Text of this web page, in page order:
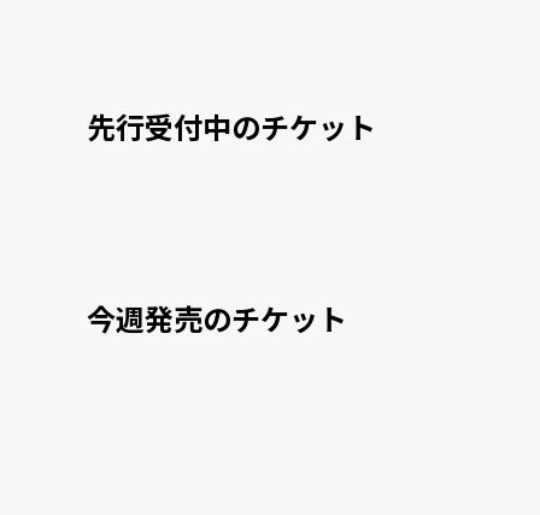
先行受付中のチケット
今週発売のチケット